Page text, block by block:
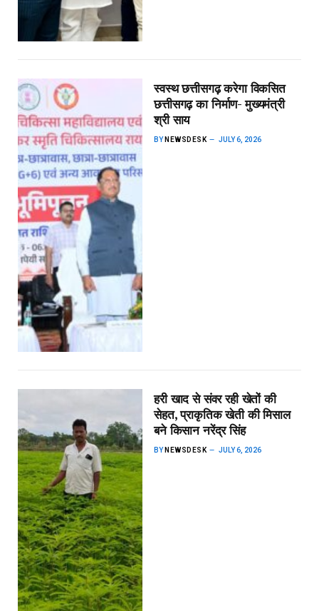
स्वस्थ छत्तीसगढ़ करेगा विकसित
छत्तीसगढ़ का निर्माण- मुख्यमंत्री
श्री साय
BY NEWSDESK JULY 6, 2026
हरी खाद से संवर रही खेतों की
सेहत, प्राकृतिक खेती की मिसाल
बने किसान नरेंद्र सिंह
BY NEWSDESK JULY 6, 2026